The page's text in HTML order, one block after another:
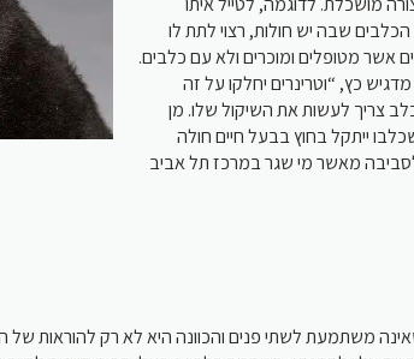
הכלבים שבה יש חולות, רצוי לתת לו
מטופלים ומוכרים ולא עם כלבים.
כץ, “וטרינרים יחלקו על זה
צריך לעשות את השיקול שלו. מן
ייתקל בחוץ בבעל חיים חולה
מאשר מי שגר במרכז תל אביב
משתמעת לשתי פנים והכוונה היא לא רק להוראות של